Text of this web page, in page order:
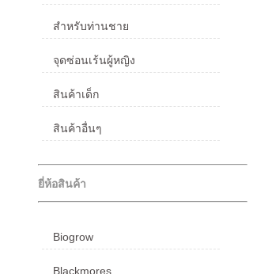
สำหรับท่านชาย
จุดซ่อนเร้นผู้หญิง
สินค้าเด็ก
สินค้าอื่นๆ
ยี่ห้อสินค้า
Biogrow
Blackmores